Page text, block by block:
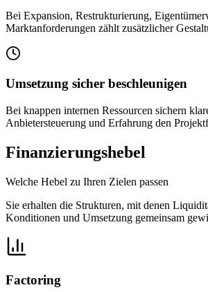
Bei Expansion, Restrukturierung,
Marktanforderungen zählt zusätzlicher
Umsetzung sicher beschleunigen
Bei knappen internen Ressourcen sichern
Anbietersteuerung und Erfahrung den
Finanzierungshebel
Welche Hebel zu Ihren Zielen passen
Sie erhalten die Strukturen, mit denen
Konditionen und Umsetzung gemeinsam
Factoring